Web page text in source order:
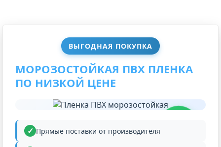
ВЫГОДНАЯ ПОКУПКА
МОРОЗОСТОЙКАЯ ПВХ ПЛЕНКА
ПО НИЗКОЙ ЦЕНЕ
Прямые поставки от производителя